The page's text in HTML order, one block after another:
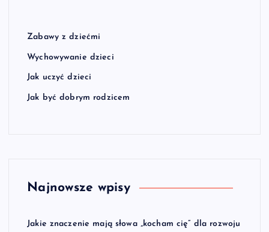
Zabawy z dziećmi
Wychowywanie dzieci
Jak uczyć dzieci
Jak być dobrym rodzicem
Najnowsze wpisy
Jakie znaczenie mają słowa „kocham cię” dla rozwoju